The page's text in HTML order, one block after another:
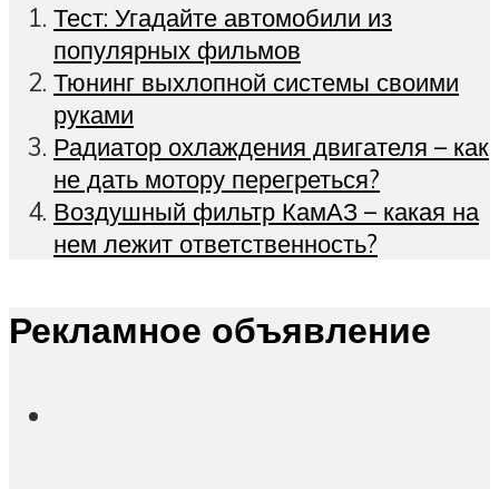
Тест: Угадайте автомобили из
популярных фильмов
Тюнинг выхлопной системы своими
руками
Радиатор охлаждения двигателя – как
не дать мотору перегреться?
Воздушный фильтр КамАЗ – какая на
нем лежит ответственность?
Рекламное объявление